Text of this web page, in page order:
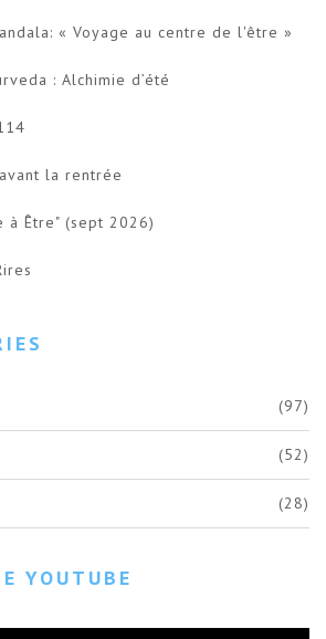
« Voyage au centre de l'être »
: Alchimie d’été
la rentrée
à Être" (sept 2026)
(97)
(52)
(28)
YOUTUBE